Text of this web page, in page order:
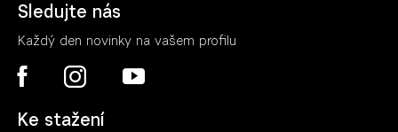
Sledujte nás
Každý den novinky na vašem profilu
Ke stažení